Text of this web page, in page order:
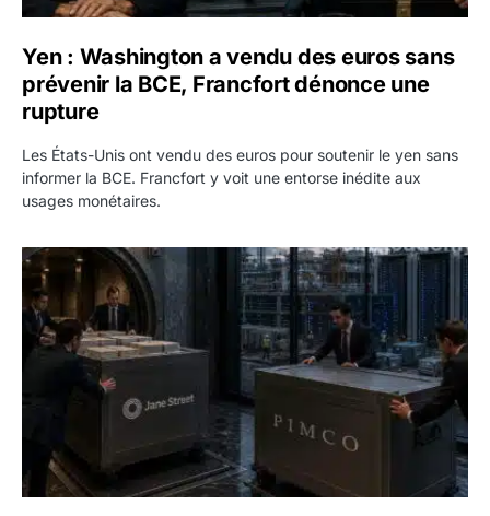
Yen : Washington a vendu des euros sans
prévenir la BCE, Francfort dénonce une
rupture
Les États-Unis ont vendu des euros pour soutenir le yen sans
informer la BCE. Francfort y voit une entorse inédite aux
usages monétaires.
Jane Street négocie le transfert de 11 milliards de